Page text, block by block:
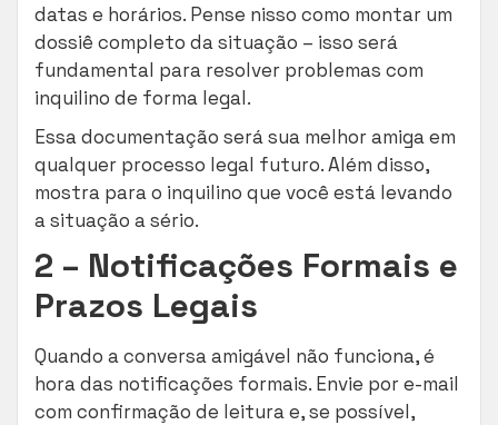
datas e horários. Pense nisso como montar um
dossiê completo da situação – isso será
fundamental para resolver problemas com
inquilino de forma legal.
Essa documentação será sua melhor amiga em
qualquer processo legal futuro. Além disso,
mostra para o inquilino que você está levando
a situação a sério.
2 – Notificações Formais e
Prazos Legais
Quando a conversa amigável não funciona, é
hora das notificações formais. Envie por e-mail
com confirmação de leitura e, se possível,